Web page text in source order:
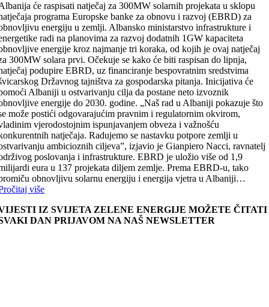
će raspisati natječaj za 300MW solarnih projekata u sklopu
programa Europske banke za obnovu i razvoj (EBRD) za
energiju u zemlji. Albansko ministarstvo infrastrukture i
radi na planovima za razvoj dodatnih 1GW kapaciteta
energije kroz najmanje tri koraka, od kojih je ovaj natječaj
300MW solara prvi. Očekuje se kako će biti raspisan do lipnja,
podupire EBRD, uz financiranje bespovratnim sredstvima
Državnog tajništva za gospodarska pitanja. Inicijativa će
Albaniji u ostvarivanju cilja da postane neto izvoznik
energije do 2030. godine. „Naš rad u Albaniji pokazuje što
može postići odgovarajućim pravnim i regulatornim okvirom,
vjerodostojnim ispunjavanjem obveza i važnošću
natječaja. Radujemo se nastavku potpore zemlji u
ambicioznih ciljeva”, izjavio je Gianpiero Nacci, ravnatelj
poslovanja i infrastrukture. EBRD je uložio više od 1,9
eura u 137 projekata diljem zemlje. Prema EBRD-u, tako
obnovljivu solarnu energiju i energija vjetra u Albaniji…
više
IZ SVIJETA ZELENE ENERGIJE MOŽETE ČITATI
DAN PRIJAVOM NA NAŠ NEWSLETTER